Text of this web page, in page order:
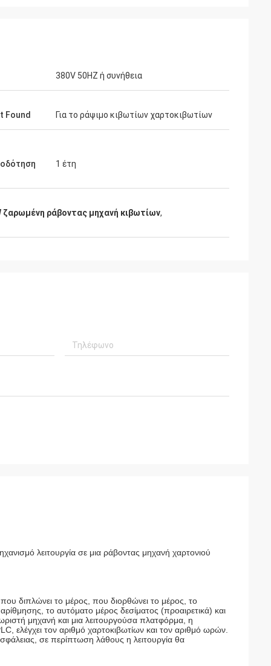
380V 50HZ ή συνήθεια
Found Για το ράψιμο κιβωτίων χαρτοκιβωτίων
1 έτη
ζαρωμένη ράβοντας μηχανή κιβωτίων,
λειτουργία σε μια ράβοντας μηχανή χαρτονιού
διπλώνει το μέρος, που διορθώνει το μέρος, το
το αυτόματο μέρος δεσίματος (προαιρετικά) και
μηχανή και μια λειτουργούσα πλατφόρμα, η
ελέγχει τον αριθμό χαρτοκιβωτίων και τον αριθμό ωρών.
σε περίπτωση λάθους η λειτουργία θα